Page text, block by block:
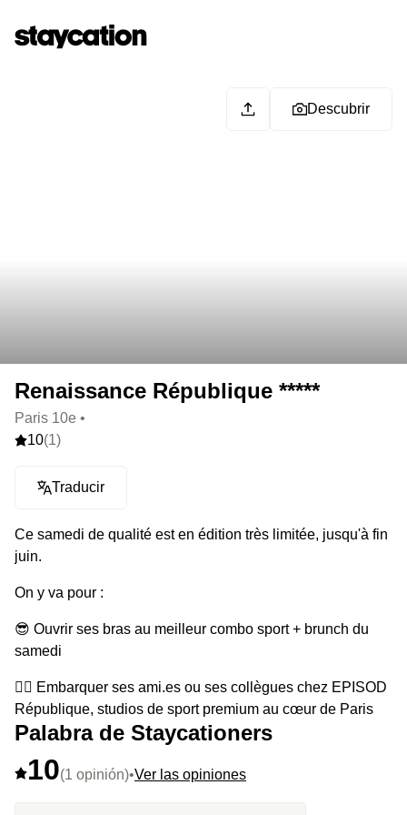
Descubrir
Renaissance République *****
Paris 10e •
10(1)
Traducir
Ce samedi de qualité est en édition très limitée, jusqu'à fin
juin.
On y va pour :
😎 Ouvrir ses bras au meilleur combo sport + brunch du
samedi
🤸‍♀️ Embarquer ses ami.es ou ses collègues chez EPISOD
République, studios de sport premium au cœur de Paris
pour tester l’un des 7 cours proposés : Bootcamp, Cycling,
Palabra de Staycationers
10(1 opinión)•Ver las opiniones